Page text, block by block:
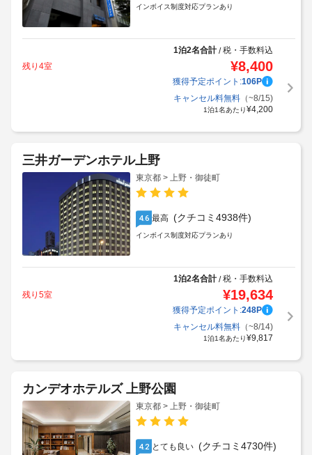
インボイス制度対応プランあり
1泊2名合計/税・手数料込
残り4室
¥8,400
獲得予定ポイント:106P
キャンセル料無料（~8/15)
1泊1名あたり¥4,200
三井ガーデンホテル上野
東京都 > 上野・御徒町
4.6 最高 (クチコミ4938件)
インボイス制度対応プランあり
1泊2名合計/税・手数料込
残り5室
¥19,634
獲得予定ポイント:248P
キャンセル料無料（~8/14)
1泊1名あたり¥9,817
カンデオホテルズ 上野公園
東京都 > 上野・御徒町
4.2 とても良い (クチコミ4730件)